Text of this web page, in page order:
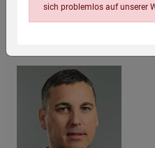
sich problemlos auf unserer
Einstellungen speichern für die